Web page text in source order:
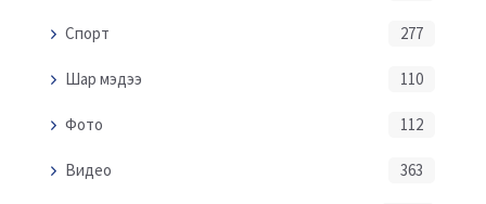
Спорт 277
Шар мэдээ 110
Фото 112
Видео 363